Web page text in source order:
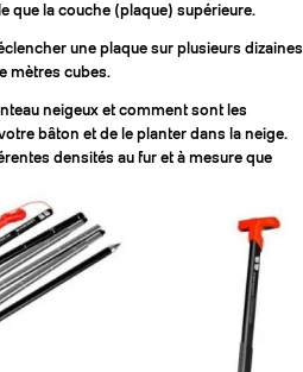
que la couche (plaque) supérieure.
une plaque sur plusieurs dizaines
mètres cubes.
neigeux et comment sont les
bâton et de le planter dans la neige.
densités au fur et à mesure que